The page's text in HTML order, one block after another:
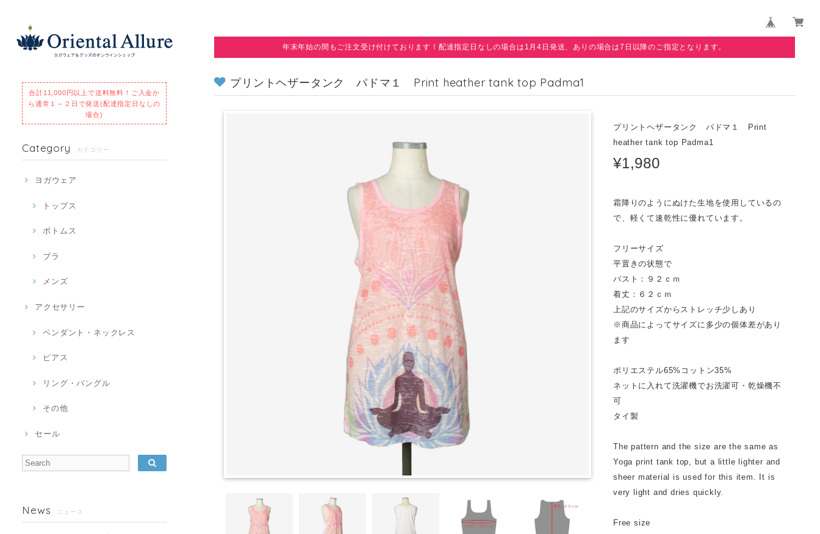
合計11,000円以上で送料無料！
ご入金か
ら通常１～２日で発送(配達指定日なしの
場合)
Category カテゴリー
ヨガウェア
トップス
ボトムス
ブラ
メンズ
アクセサリー
ペンダント・ネックレス
ピアス
リング・バングル
その他
セール
News ニュース
年末年始の間もご注文受け付けております！配達指定日なしの場合は1月4日発送、ありの場合は7日以降のご指定となります。
プリントヘザータンク パドマ１ Print heather tank top Padma1
プリントヘザータンク パドマ１ Print
heather tank top Padma1
¥1,980
霜降りのようにぬけた生地を使用しているの
で、軽くて速乾性に優れています。
フリーサイズ
平置きの状態で
バスト：９２ｃｍ
着丈：６２ｃｍ
上記のサイズからストレッチ少しあり
※商品によってサイズに多少の個体差があり
ます
ポリエステル65%コットン35%
ネットに入れて洗濯機でお洗濯可・乾燥機不
可
タイ製
The pattern and the size are the same as
Yoga print tank top, but a little lighter and
sheer material is used for this item. It is
very light and dries quickly.
Free size